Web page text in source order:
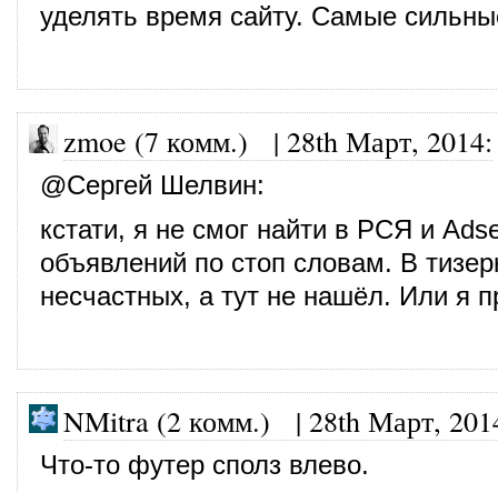
уделять время сайту. Самые
zmoe (7 комм.) | 28th Март, 2014:
@Сергей Шелвин:
кстати, я не смог найти в РСЯ и
объявлений по стоп словам. В
несчастных, а тут не нашёл. Или я
NMitra (2 комм.) | 28th Март,
Что-то футер сполз влево.